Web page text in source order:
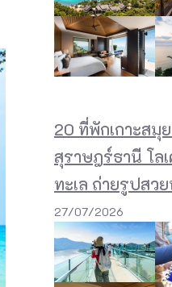
20 ที่พักเกาะสมุ
สุราษฎร์ธานี โล
ทะเล ถ่ายรูปสว
27/07/2026